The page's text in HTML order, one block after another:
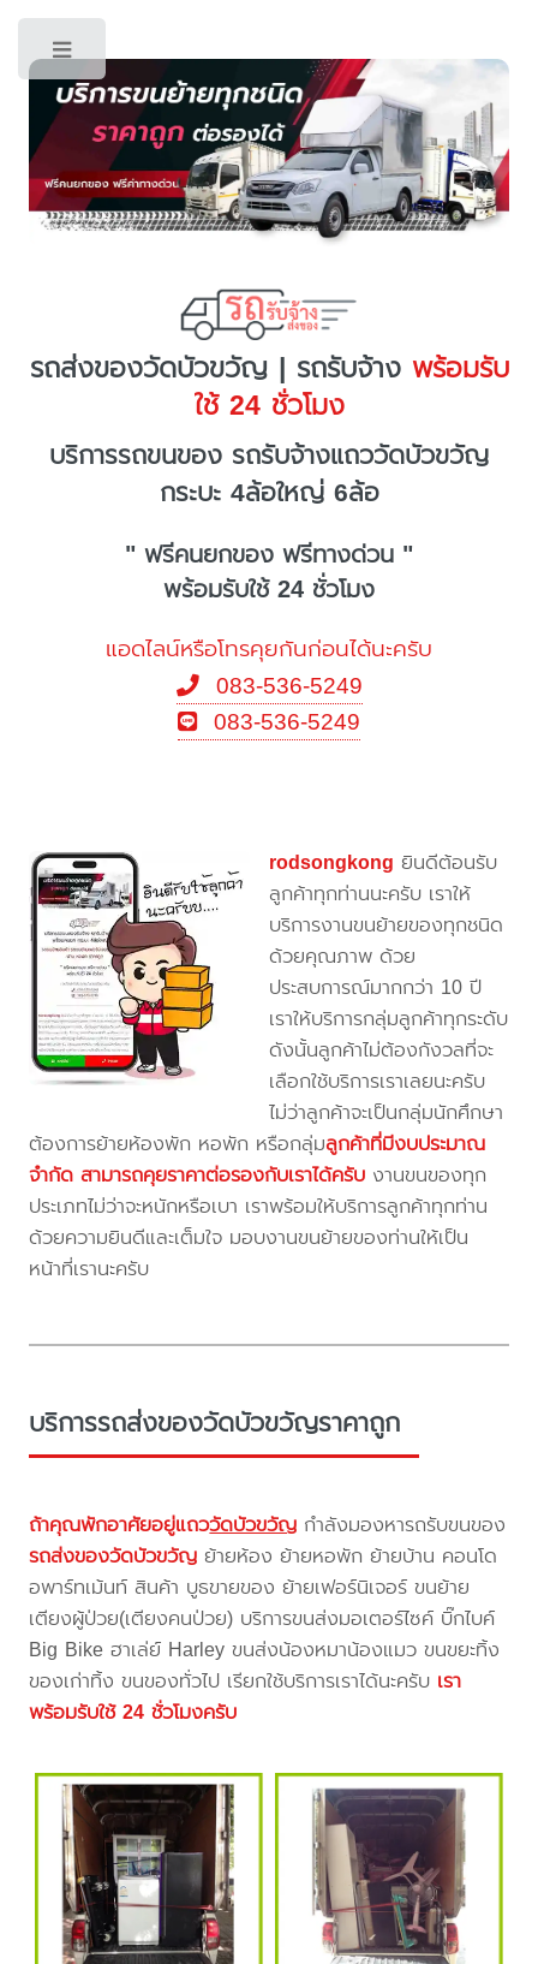
รถส่งของวัดบัวขวัญ | รถรับจ้างพร้อมรับ
ใช้ 24 ชั่วโมง
บริการรถขนของ รถรับจ้างแถววัดบัวขวัญ
กระบะ 4ล้อใหญ่ 6ล้อ
" ฟรีคนยกของ ฟรีทางด่วน "
พร้อมรับใช้ 24 ชั่วโมง
แอดไลน์หรือโทรคุยกันก่อนได้นะครับ
083-536-5249
083-536-5249
rodsongkong ยินดีต้อนรับ
ลูกค้าทุกท่านนะครับ เราให้
บริการงานขนย้ายของทุกชนิด
ด้วยคุณภาพ ด้วย
ประสบการณ์มากกว่า 10 ปี
เราให้บริการกลุ่มลูกค้าทุกระดับ
ดังนั้นลูกค้าไม่ต้องกังวลที่จะ
เลือกใช้บริการเราเลยนะครับ
ไม่ว่าลูกค้าจะเป็นกลุ่มนักศึกษา
ต้องการย้ายห้องพัก หอพัก หรือกลุ่มลูกค้าที่มีงบประมาณ
จำกัด สามารถคุยราคาต่อรองกับเราได้ครับ งานขนของทุก
ประเภทไม่ว่าจะหนักหรือเบา เราพร้อมให้บริการลูกค้าทุกท่าน
ด้วยความยินดีและเต็มใจ มอบงานขนย้ายของท่านให้เป็น
หน้าที่เรานะครับ
บริการรถส่งของวัดบัวขวัญราคาถูก
ถ้าคุณพักอาศัยอยู่แถววัดบัวขวัญ กำลังมองหารถรับขนของ
รถส่งของวัดบัวขวัญ ย้ายห้อง ย้ายหอพัก ย้ายบ้าน คอนโด
อพาร์ทเม้นท์ สินค้า บูธขายของ ย้ายเฟอร์นิเจอร์ ขนย้าย
เตียงผู้ป่วย(เตียงคนป่วย) บริการขนส่งมอเตอร์ไซค์ บิ๊กไบค์
Big Bike ฮาเล่ย์ Harley ขนส่งน้องหมาน้องแมว ขนขยะทิ้ง
ของเก่าทิ้ง ขนของทั่วไป เรียกใช้บริการเราได้นะครับ เรา
พร้อมรับใช้ 24 ชั่วโมงครับ
Toggle